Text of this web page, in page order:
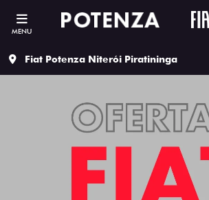
MENU
Fiat Potenza Niterói Piratininga